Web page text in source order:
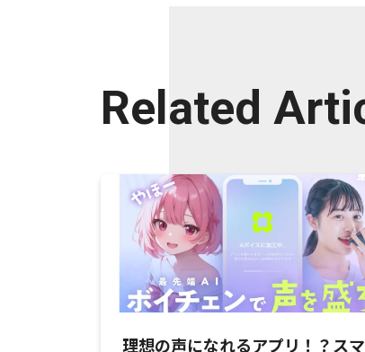
Related
理想の声になれるアプリ！？ス